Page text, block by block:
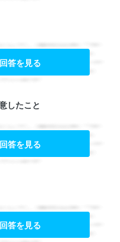
答を見る
したこと
答を見る
答を見る